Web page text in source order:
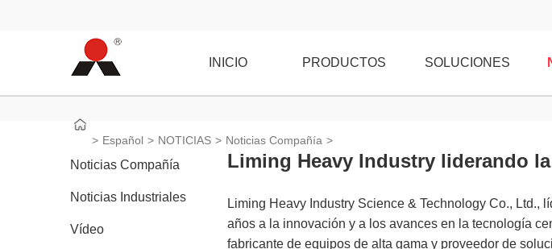
INICIO PRODUCTOS SOLUCIONES
> Español > NOTICIAS > Noticias Compañía >
Noticias Compañía
Noticias Industriales
Vídeo
Liming Heavy Industry liderando
Liming Heavy Industry Science & Technology Co.,
años a la innovación y a los avances en la tecnología
fabricante de equipos de alta gama y proveedor de